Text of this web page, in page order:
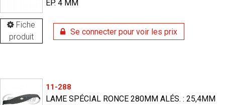
Fiche
produit
EP. 4 MM
Se connecter pour voir les prix
11-288
LAME SPÉCIAL RONCE 280MM ALÉS. : 25,4MM